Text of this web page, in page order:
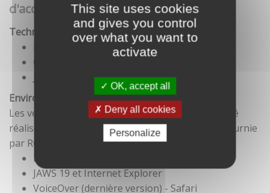
This site uses cookies
and gives you control
over what you want to
activate
OK, accept all
Deny all cookies
Personalize
d'accessibilité
Technologies utilisées pour la réalisation du site
CSS
Environnement de test
Les vérifications de restitution de contenus ont été
réalisées conformément à la base de référence fournie
par RGAA 3.
Firefox et NVDA
JAWS 19 et Internet Explorer
VoiceOver (dernière version) - Safari